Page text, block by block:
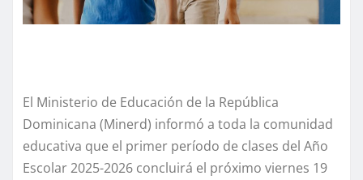
El Ministerio de Educación de la República
Dominicana (Minerd) informó a toda la comunidad
educativa que el primer período de clases del Año
Escolar 2025-2026 concluirá el próximo viernes 19